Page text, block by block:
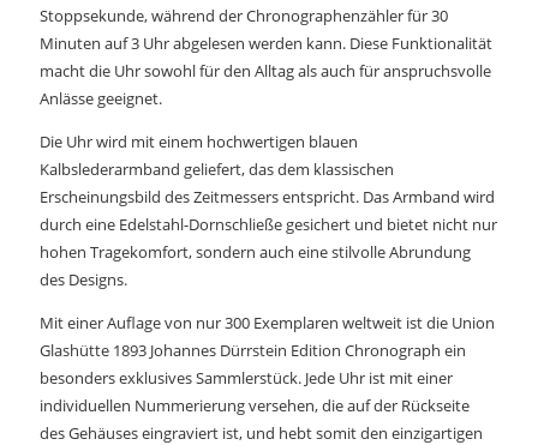
Stoppsekunde, während der Chronographenzähler für 30
Minuten auf 3 Uhr abgelesen werden kann. Diese Funktionalität
macht die Uhr sowohl für den Alltag als auch für anspruchsvolle
Anlässe geeignet.
Die Uhr wird mit einem hochwertigen blauen
Kalbslederarmband geliefert, das dem klassischen
Erscheinungsbild des Zeitmessers entspricht. Das Armband wird
durch eine Edelstahl-Dornschließe gesichert und bietet nicht nur
hohen Tragekomfort, sondern auch eine stilvolle Abrundung
des Designs.
Mit einer Auflage von nur 300 Exemplaren weltweit ist die Union
Glashütte 1893 Johannes Dürrstein Edition Chronograph ein
besonders exklusives Sammlerstück. Jede Uhr ist mit einer
individuellen Nummerierung versehen, die auf der Rückseite
des Gehäuses eingraviert ist, und hebt somit den einzigartigen